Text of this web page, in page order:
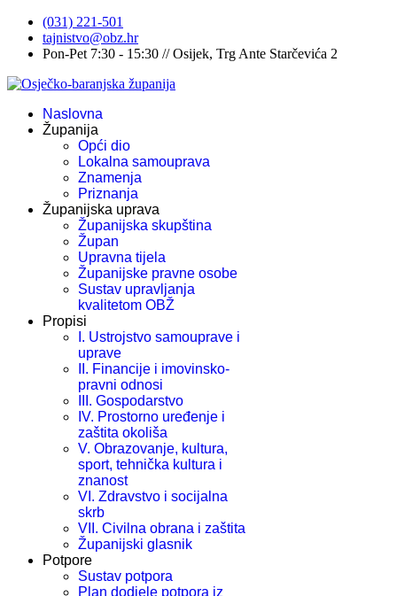
(031) 221-501
tajnistvo@obz.hr
Pon-Pet 7:30 - 15:30 // Osijek, Trg Ante Starčevića 2
Naslovna
Županija
Opći dio
Lokalna samouprava
Znamenja
Priznanja
Županijska uprava
Županijska skupština
Župan
Upravna tijela
Županijske pravne osobe
Sustav upravljanja
kvalitetom OBŽ
Propisi
I. Ustrojstvo samouprave i
uprave
II. Financije i imovinsko-
pravni odnosi
III. Gospodarstvo
IV. Prostorno uređenje i
zaštita okoliša
V. Obrazovanje, kultura,
sport, tehnička kultura i
znanost
VI. Zdravstvo i socijalna
skrb
VII. Civilna obrana i zaštita
Županijski glasnik
Potpore
Sustav potpora
Plan dodjele potpora iz